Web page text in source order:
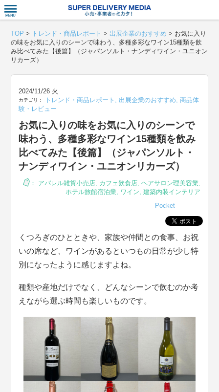
TOP > トレンド・商品レポート > 出展企業のおすすめ > お気に入り
の味をお気に入りのシーンで味わう、多種多彩なワイン15種類を飲
み比べてみた【後篇】（ジャパンソルト・ナンディワイン・ユニオン
リカーズ）
2024/11/26 火
カテゴリ： トレンド・商品レポート , 出展企業のおすすめ,商品体
験・レビュー
お気に入りの味をお気に入りのシーンで
味わう、多種多彩なワイン15種類を飲み
比べてみた【後篇】（ジャパンソルト・
ナンディワイン・ユニオンリカーズ）
： アパレル雑貨小売店, カフェ飲食店, ヘアサロン理美容業,
ホテル旅館宿泊業, ワイン, 建築内装インテリア
Pocket
くつろぎのひとときや、家族や仲間との食事、お祝
いの席など、ワインがあるといつもの日常が少し特
別になったように感じますよね。
種類や産地だけでなく、どんなシーンで飲むのか考
えながら選ぶ時間も楽しいものです。